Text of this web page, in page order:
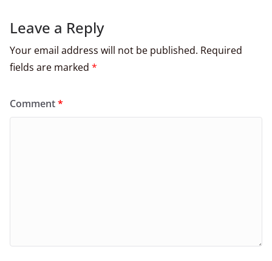
Leave a Reply
Your email address will not be published. Required
fields are marked *
Comment*